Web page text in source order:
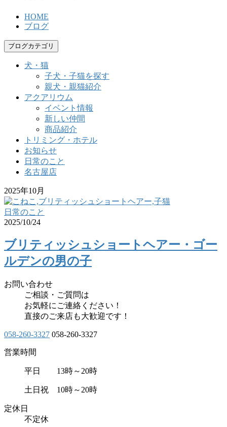
HOME
ブログ
ブログカテゴリ
犬・猫
子犬・子猫を探す
親犬・親猫紹介
アクアリウム
イベント情報
新しい仲間
商品紹介
トリミング・ホテル
お知らせ
日常のこと
名古屋店
2025年10月
日常のこと
2025/10/24
ブリティッシュショートヘアー・ゴー
ルデンの男の子
お問い合わせ
ご相談・ご質問は
お気軽にご連絡ください！
直接のご来店も大歓迎です！
058-260-3327 058-260-3327
営業時間
平日 13時～20時
土日祝 10時～20時
定休日
不定休